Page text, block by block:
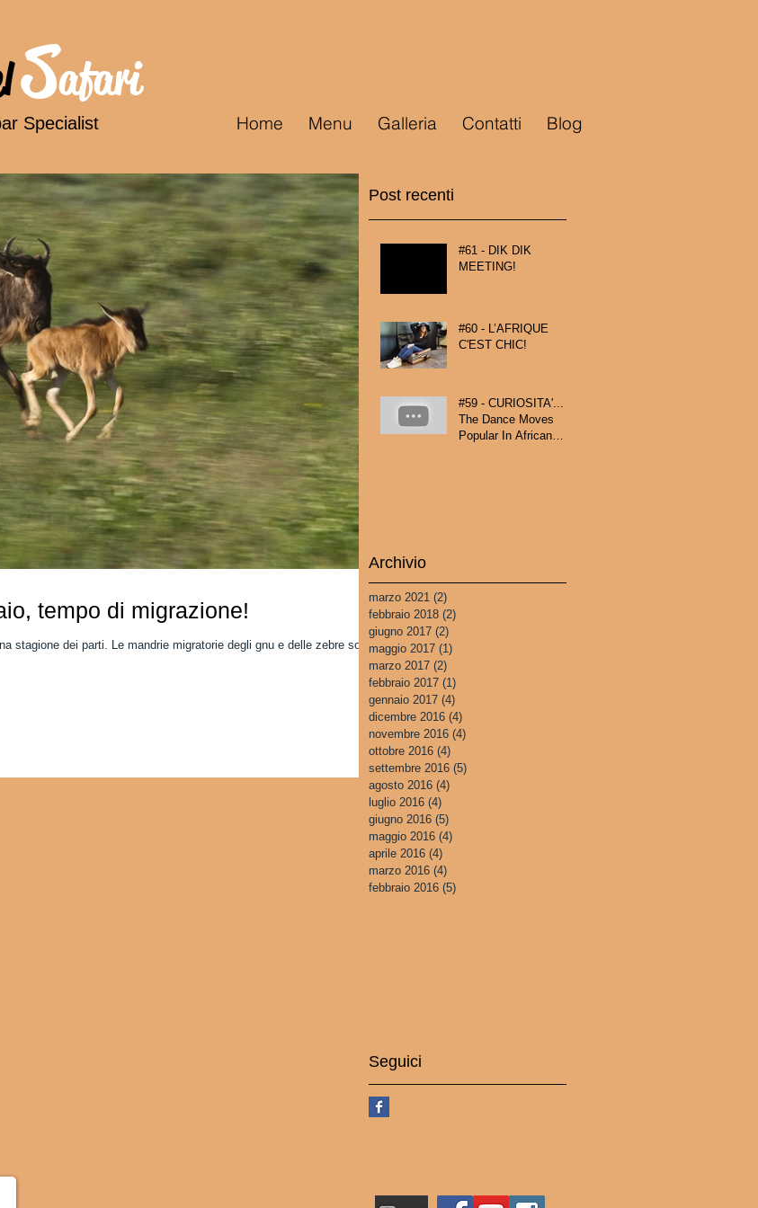
Safari
Specialist Home Menu Galleria Contatti Blog
tempo di migrazione!
stagione dei parti. Le mandrie migratorie degli gnu e delle zebre sono
Post recenti
#61 - DIK DIK
MEETING!
#60 - L’AFRIQUE
C'EST CHIC!
#59 - CURIOSITA'...
The Dance Moves
Popular In African
Archivio
marzo 2021 (2)
febbraio 2018 (2)
giugno 2017 (2)
maggio 2017 (1)
marzo 2017 (2)
febbraio 2017 (1)
gennaio 2017 (4)
dicembre 2016 (4)
novembre 2016 (4)
ottobre 2016 (4)
settembre 2016 (5)
agosto 2016 (4)
luglio 2016 (4)
giugno 2016 (5)
maggio 2016 (4)
aprile 2016 (4)
marzo 2016 (4)
febbraio 2016 (5)
Seguici